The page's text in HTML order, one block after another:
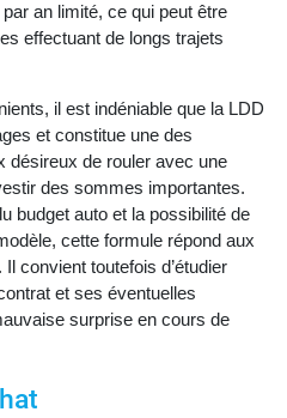
an limité, ce qui peut être
effectuant de longs trajets
il est indéniable que la LDD
et constitue une des
désireux de rouler avec une
des sommes importantes.
budget auto et la possibilité de
cette formule répond aux
convient toutefois d’étudier
et ses éventuelles
surprise en cours de